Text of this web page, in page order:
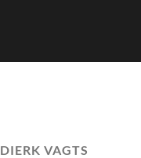
DIERK VAGTS